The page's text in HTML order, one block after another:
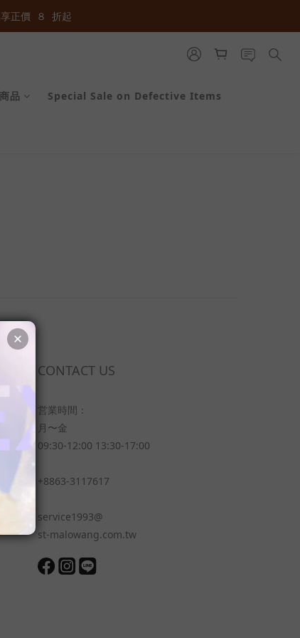
正價  ８  折起
正價  ８  折起
品
Special Sale on Defective Items
CONTACT US
営業時間：
月〜金
09:30-12:00 13:30-17:00
+8863-3117617
service1993@
st-malowang.com.tw